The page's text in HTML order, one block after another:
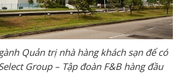
Quản trị nhà hàng khách sạn để có
Group – Tập đoàn F&B hàng đầu